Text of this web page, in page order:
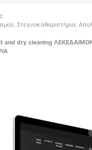
Στεγνοκαθαριστήρια,
and dry cleaning